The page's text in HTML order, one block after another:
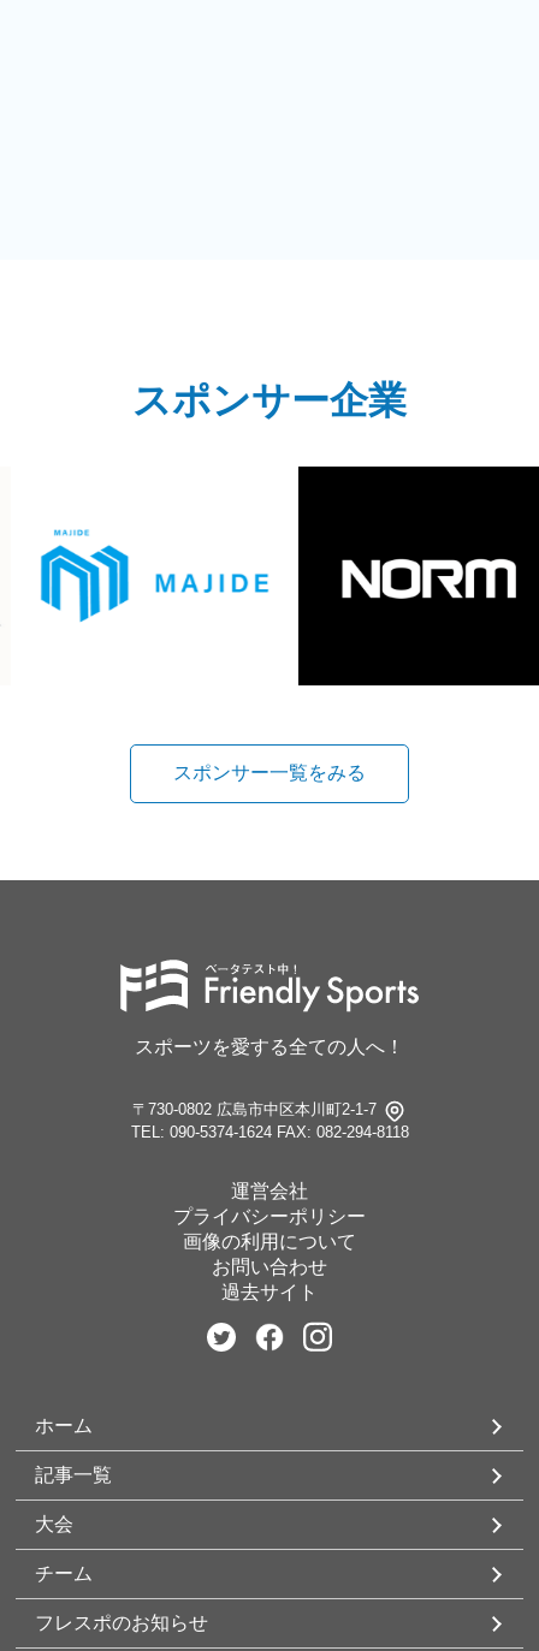
スポンサー企業
スポンサー一覧をみる
スポーツを愛する全ての人へ！
〒730-0802 広島市中区本川町2-1-7
TEL: 090-5374-1624 FAX: 082-294-8118
運営会社
プライバシーポリシー
画像の利用について
お問い合わせ
過去サイト
ホーム
記事一覧
大会
チーム
フレスポのお知らせ